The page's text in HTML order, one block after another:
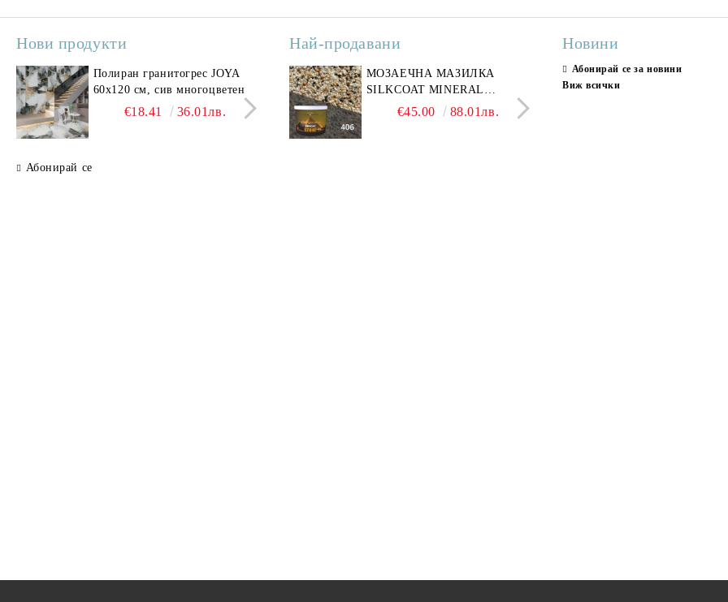
Нови продукти
Полиран гранитогрес JOYA
60x120 см, сив многоцветен
€18.41 36.01лв.
Полиран гранитогрес
SAVONA GREY 60x120 см,
светло сив мрамор
€22.50 44.01лв.
Гранитогрес LESY GREY
GOLD 60х120см, тип
Абонирай се
Най-продавани
МОЗАЕЧНА МАЗИЛКА
SILKCOAT MINERAL
PLASTER STONE, СИТЕН
€45.00 88.01лв.
СТЕННИ ПЛОЧКИ
30X90CM, ГЛАНЦ
Новини
Абонирай се за новини
Виж всички